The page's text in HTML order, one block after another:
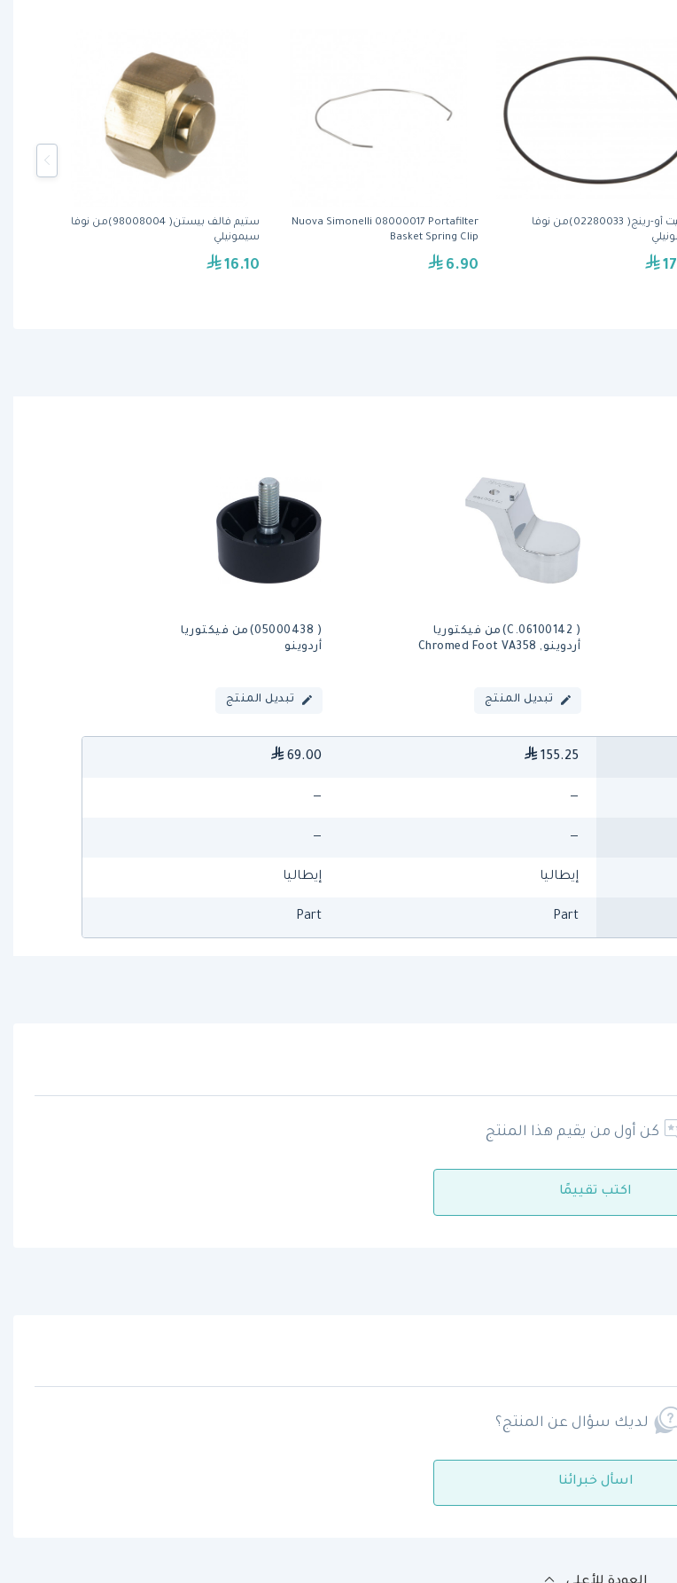
ستيم فالف بيستن( 98008004)من نوفا
سيمونيلي
16.10
Nuova Simonelli 08000017 Portafilter
Basket Spring Clip
6.90
قازكيت أو-رينج( 02280033)من نوفا
( 06100142.C)من فيكتوريا
أردوينو, Chromed Foot VA358
تبديل المنتج
( 05000438)من فيكتوريا
أردوينو
تبديل المنتج
155.25
69.00
—
—
—
—
إيطاليا إيطاليا
Part
Part
كن أول من يقيم هذا المنتج
اكتب تقييمًا
لديك سؤال عن المنتج؟
اسأل خبرائنا